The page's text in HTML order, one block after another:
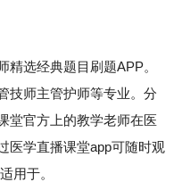
选经典题目刷题APP。
技师主管护师等专业。分
堂官方上的教学老师在医
医学直播课堂app可随时观
用于。